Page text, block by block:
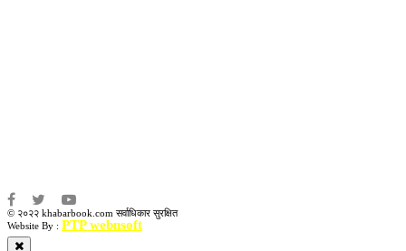
© २०२२ khabarbook.com सर्वाधिकार सुरक्षित
Website By : PTP webnsoft